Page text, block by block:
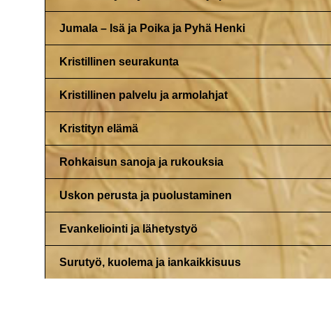
Jumala – Isä ja Poika ja Pyhä Henki
Kristillinen seurakunta
Kristillinen palvelu ja armolahjat
Kristityn elämä
Rohkaisun sanoja ja rukouksia
Uskon perusta ja puolustaminen
Evankeliointi ja lähetystyö
Surutyö, kuolema ja iankaikkisuus